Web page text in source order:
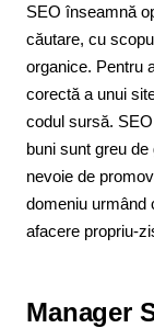
SEO înseamnă
căutare, cu
organice. Pentru
corectă a unui
codul sursă.
buni sunt greu
nevoie de
domeniu urmând
afacere propriu-
Manager